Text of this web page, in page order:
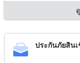
ประกันภัยสินเ